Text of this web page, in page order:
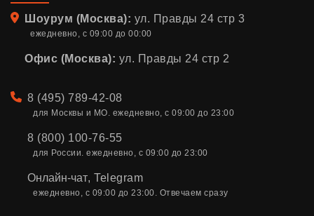
Адрес
Шоурум (Москва): ул. Правды 24 стр 3
ежедневно, с 09:00 до 00:00
Офис (Москва): ул. Правды 24 стр 2
Телефон
8 (495) 789-42-08
для Москвы и МО. ежедневно, с 09:00 до 23:00
8 (800) 100-76-55
для России. ежедневно, с 09:00 до 23:00
Онлайн-чат, Telegram
ежедневно, с 09:00 до 23:00. Отвечаем сразу